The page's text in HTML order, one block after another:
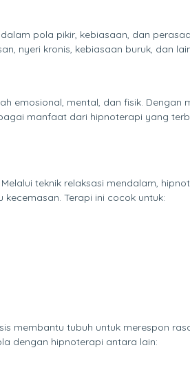
pola pikir, kebiasaan, dan
nyeri kronis, kebiasaan buruk, dan
emosional, mental, dan fisik. Dengan
manfaat dari hipnoterapi yang
teknik relaksasi mendalam,
Terapi ini cocok untuk:
membantu tubuh untuk merespon
dengan hipnoterapi antara lain: